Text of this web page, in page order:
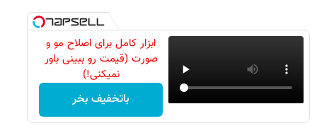
ابزار کامل برای اصلاح مو و
صورت (قیمت رو ببینی باور
نمیکنی!)
باتخفیف بخر